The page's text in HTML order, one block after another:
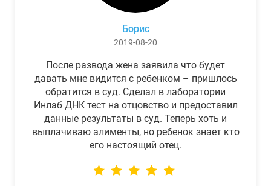
Борис
2019-08-20
После развода жена заявила что будет
давать мне видится с ребенком – пришлось
обратится в суд. Сделал в лаборатории
Инлаб ДНК тест на отцовство и предоставил
данные результаты в суд. Теперь хоть и
выплачиваю алименты, но ребенок знает кто
его настоящий отец.